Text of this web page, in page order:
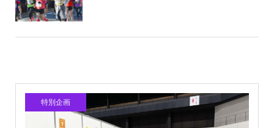
特別企画